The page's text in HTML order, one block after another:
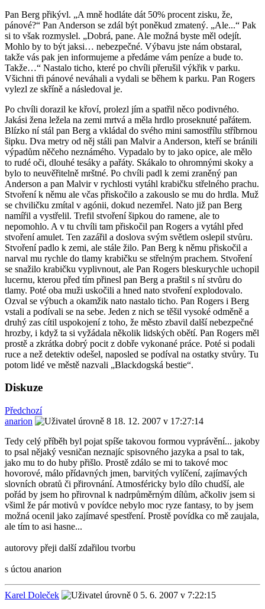
Pan Berg přikývl. „A mně hodláte dát 50% procent zisku, že,
pánové?“ Pan Anderson se zdál být poněkud zmatený. „Ale...“ Pak
si to však rozmyslel. „Dobrá, pane. Ale možná byste měl odejít.
Mohlo by to být jaksi… nebezpečné. Výbavu jste nám obstaral,
takže vás pak jen informujeme a předáme vám peníze a bude to.
Takže…“ Nastalo ticho, které po chvíli přerušil výkřik v parku.
Všichni tři pánové neváhali a vydali se během k parku. Pan Rogers
vylezl ze skříně a následoval je.
Po chvíli dorazil ke křoví, prolezl jím a spatřil něco podivného.
Jakási žena ležela na zemi mrtvá a měla hrdlo proseknuté pařátem.
Blízko ní stál pan Berg a vkládal do svého mini samostřílu stříbrnou
šipku. Dva metry od něj stáli pan Malvir a Anderson, kteří se bránili
výpadům něčeho neznámého. Vypadalo by to jako opice, ale mělo
to rudé oči, dlouhé tesáky a pařáty. Skákalo to ohromnými skoky a
bylo to neuvěřitelně mrštné. Po chvíli padl k zemi zraněný pan
Anderson a pan Malvir v rychlosti vytáhl krabičku střelného prachu.
Stvoření k němu ale včas přiskočilo a zakouslo se mu do hrdla. Muž
se chviličku zmítal v agónii, dokud nezemřel. Nato již pan Berg
namířil a vystřelil. Trefil stvoření šipkou do ramene, ale to
nepomohlo. A v tu chvíli tam přiskočil pan Rogers a vytáhl před
stvoření amulet. Ten zazářil a doslova svým světlem oslepil stvůru.
Stvoření padlo k zemi, ale stále žilo. Pan Berg k němu přiskočil a
narval mu rychle do tlamy krabičku se střelným prachem. Stvoření
se snažilo krabičku vyplivnout, ale Pan Rogers bleskurychle uchopil
lucernu, kterou před tím přinesl pan Berg a praštil s ní stvůru do
tlamy. Poté oba muži uskočili a hned nato stvoření explodovalo.
Ozval se výbuch a okamžik nato nastalo ticho. Pan Rogers i Berg
vstali a podívali se na sebe. Jeden z nich se těšil vysoké odměně a
druhý zas cítil uspokojení z toho, že město zbavil další nebezpečné
hrozby, i když ta si vyžádala několik lidských obětí. Pan Rogers měl
prostě a zkrátka dobrý pocit z dobře vykonané práce. Poté si podali
ruce a než detektiv odešel, naposled se podíval na ostatky stvůry. Tu
potom lidé ve městě nazvali „Blackdogská bestie“.
Diskuze
Předchozí
anarion
18. 12. 2007 v 17:27:14
Tedy celý příběh byl pojat spíše takovou formou vyprávění... jakoby
to psal nějaký vesničan neznajíc spisovného jazyka a psal to tak,
jako mu to do huby přišlo. Prostě zdálo se mi to takové moc
hovorové, málo přídavných jmen, barvitých vylíčení, zajímavých
slovních obratů či přirovnání. Atmosféricky bylo dílo chudší, ale
pořád by jsem ho přirovnal k nadrpůměrným dílům, ačkoliv jsem si
všiml že pár motivů v povídce nebylo moc ryze fantasy, to by jsem
možná ocenil jako zajímavé spestření. Prostě povídka co mě zaujala,
ale tím to asi hasne...
autorovy přeji další zdařilou tvorbu
s úctou anarion
Karel Doleček
5. 6. 2007 v 7:22:15